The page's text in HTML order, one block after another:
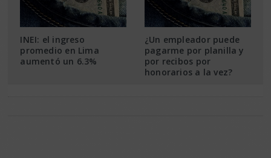
INEI: el ingreso
promedio en Lima
aumentó un 6.3%
¿Un empleador puede
pagarme por planilla y
por recibos por
honorarios a la vez?